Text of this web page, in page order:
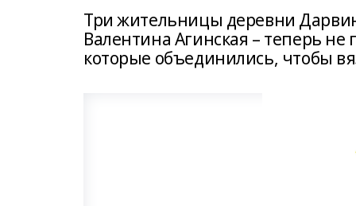
Три жительницы деревни
Валентина Агинская – теперь
которые объединились, чтобы